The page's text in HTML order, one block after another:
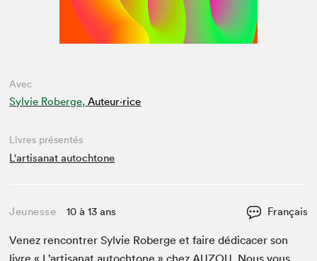
Avec
Sylvie Roberge, Auteur·rice
Livres présentés
L'artisanat autochtone
Jeunesse 10 à 13 ans Français
Venez ren­con­tr­er Sylvie Roberge et faire dédi­cac­er son